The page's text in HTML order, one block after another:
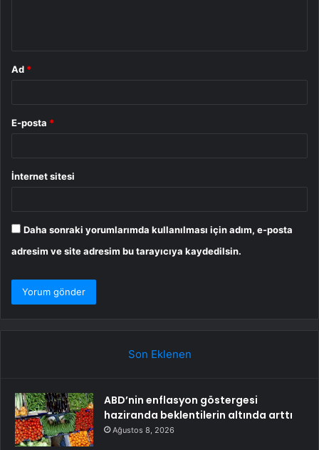
Ad *
E-posta *
İnternet sitesi
Daha sonraki yorumlarımda kullanılması için adım, e-posta
adresim ve site adresim bu tarayıcıya kaydedilsin.
Son Eklenen
ABD’nin enflasyon göstergesi
haziranda beklentilerin altında arttı
Ağustos 8, 2026